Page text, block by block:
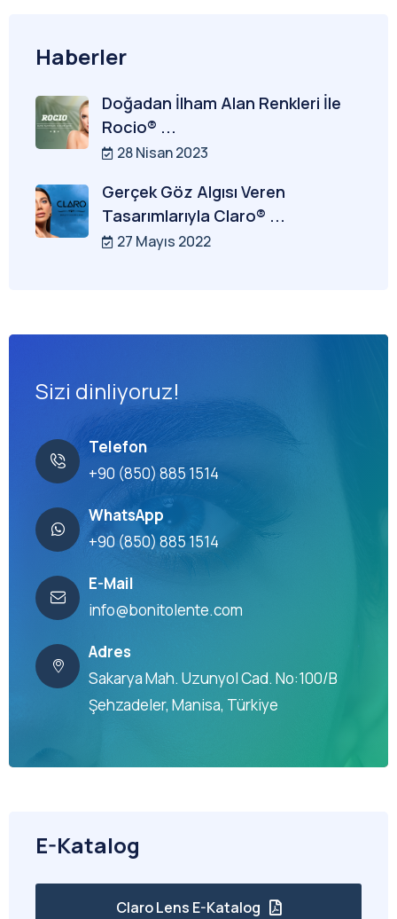
Haberler
Doğadan İlham Alan Renkleri İle
Rocio® ...
28 Nisan 2023
Gerçek Göz Algısı Veren
Tasarımlarıyla Claro® ...
27 Mayıs 2022
Sizi dinliyoruz!
Telefon
+90 (850) 885 1514
WhatsApp
+90 (850) 885 1514
E-Mail
info@bonitolente.com
Adres
Sakarya Mah. Uzunyol Cad. No:100/B
Şehzadeler, Manisa, Türkiye
E-Katalog
Claro Lens E-Katalog